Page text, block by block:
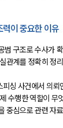
로벌 파트너
고객의 소리
통합검색
AI대륜
업무사례
업무사례
례분석/최신
이 중요한 이유
범 구조로 수사가
관계를 정확히 정
피싱 사건에서 의뢰
수행한 역할이 무
중심으로 관련 자